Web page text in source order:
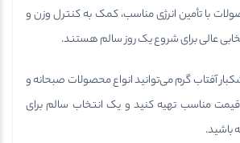
با تأمین انرژی مناسب، کمک به کنترل وزن و
عالی برای شروع یک روز سالم هستند.
آفتاب گرم می‌توانید انواع محصولات صبحانه و
قیمت مناسب تهیه کنید و یک انتخاب سالم برای
باشید.